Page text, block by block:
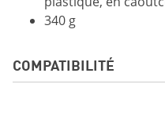
340 g
COMPATIBILITÉ